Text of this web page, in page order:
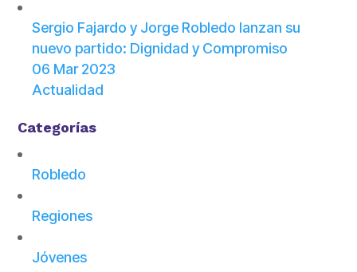
Sergio Fajardo y Jorge Robledo lanzan su
nuevo partido: Dignidad y Compromiso
06 Mar 2023
Actualidad
Categorías
Robledo
Regiones
Jóvenes